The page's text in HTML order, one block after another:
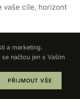
vaše cíle, horizont
a marketing.
načtou jen s Vaším
PŘIJMOUT VŠE